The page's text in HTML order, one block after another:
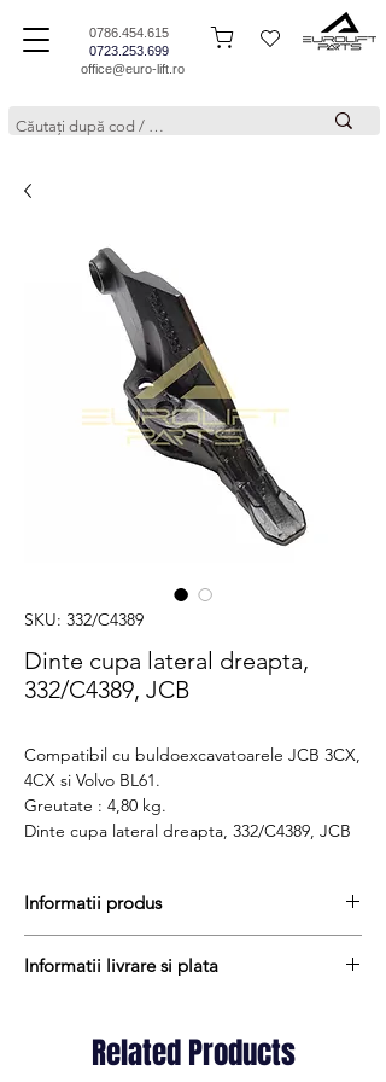
0786.454.615
0723.253.699
office@euro-lift.ro
SKU: 332/C4389
Dinte cupa lateral dreapta,
332/C4389, JCB
Compatibil cu buldoexcavatoarele JCB 3CX,
4CX si Volvo BL61.
Greutate : 4,80 kg.
Dinte cupa lateral dreapta, 332/C4389, JCB
Informatii produs
livrare
Cod produs : 332/C4389
Stocul si pretul afisat nu se actualizeaza in
Informatii livrare si plata
expediate in termen de 1 - 2 zile lucratoare
iar termenul de livrare pentru produsele
Related Products